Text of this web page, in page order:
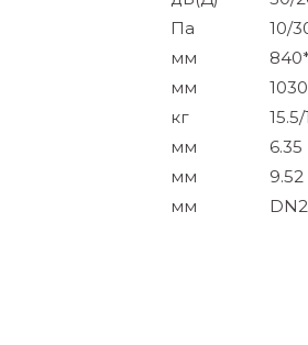
Па 10/
мм
мм
кг
мм
6.35
мм
9.52
мм